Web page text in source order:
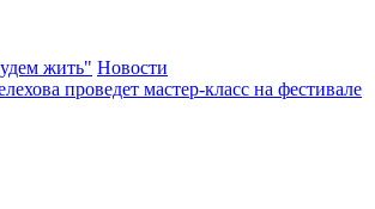
жить" Новости
проведет мастер-класс на фестивале